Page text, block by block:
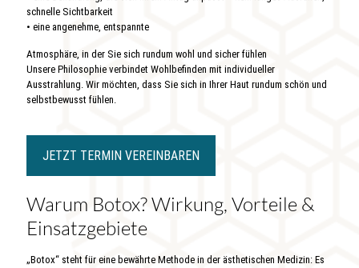
schnelle Sichtbarkeit
• eine angenehme, entspannte
Atmosphäre, in der Sie sich rundum wohl und sicher fühlen
Unsere Philosophie verbindet Wohlbefinden mit individueller
Ausstrahlung. Wir möchten, dass Sie sich in Ihrer Haut rundum schön und
selbstbewusst fühlen.
JETZT TERMIN VEREINBAREN
Warum Botox? Wirkung, Vorteile &
Einsatzgebiete
„Botox“ steht für eine bewährte Methode in der ästhetischen Medizin: Es